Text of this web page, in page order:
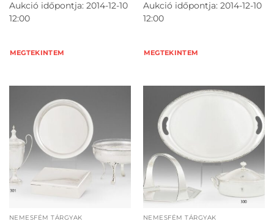
Aukció időpontja: 2014-12-10
12:00
MEGTEKINTEM
Aukció időpontja: 2014-12-10
12:00
MEGTEKINTEM
NEMESFÉM TÁRGYAK NEMESFÉM TÁRGYAK